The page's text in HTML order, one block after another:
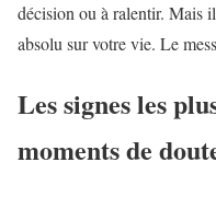
décision ou à ralentir. Mais
absolu sur votre vie. Le
Les signes les
moments de